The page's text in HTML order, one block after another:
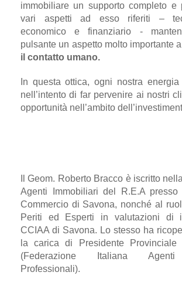
immobiliare un supporto completo e
vari aspetti ad esso riferiti –
economico e finanziario -
pulsante un aspetto molto importante
il contatto umano.
In questa ottica, ogni nostra
nell’intento di far pervenire ai nostri
opportunità nell’ambito
Il Geom. Roberto Bracco è iscritto
Agenti Immobiliari del R.E.A
Commercio di Savona, nonché al
Periti ed Esperti in valutazioni di
CCIAA di Savona. Lo stesso ha
la carica di Presidente Provinciale
(Federazione Italiana Agenti
Professionali).